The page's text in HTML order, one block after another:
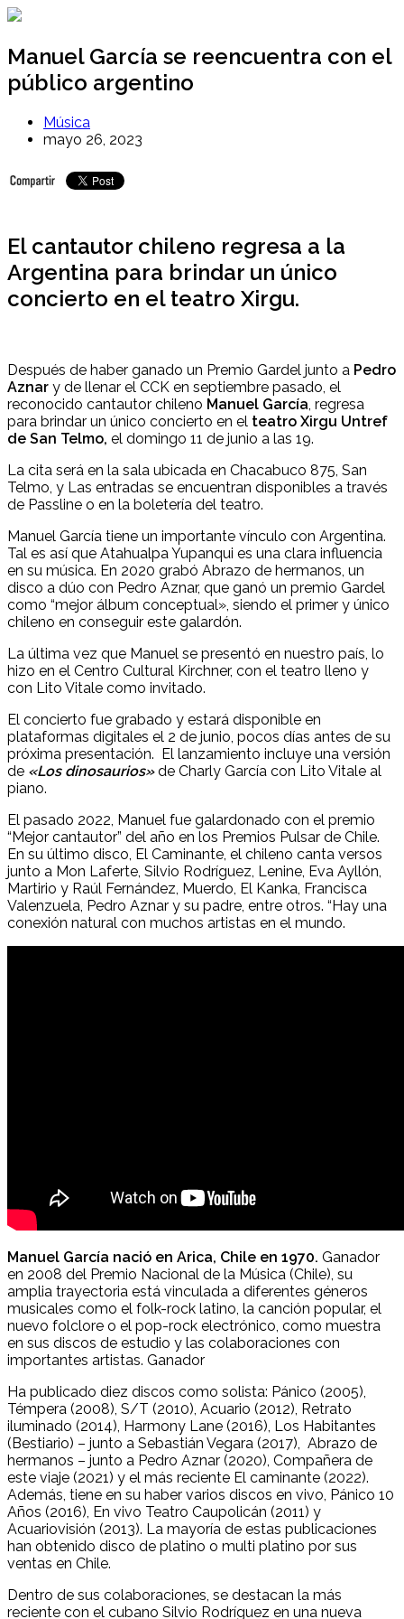
Ir
contenido
Manuel García se reencuentra con el
público argentino
Música
mayo 26, 2023
El cantautor chileno regresa a la
Argentina para brindar un único
concierto en el teatro Xirgu.
Después de haber ganado un Premio Gardel junto a Pedro
Aznar y de llenar el CCK en septiembre pasado, el
reconocido cantautor chileno Manuel García , regresa
para brindar un único concierto en el teatro Xirgu Untref
de San Telmo, el domingo 11 de junio a las 19.
La cita será en la sala ubicada en Chacabuco 875, San
Telmo, y Las entradas se encuentran disponibles a través
de Passline o en la boletería del teatro.
Manuel García tiene un importante vínculo con Argentina.
Tal es así que Atahualpa Yupanqui es una clara influencia
en su música. En 2020 grabó Abrazo de hermanos, un
disco a dúo con Pedro Aznar, que ganó un premio Gardel
como “mejor álbum conceptual», siendo el primer y único
chileno en conseguir este galardón.
La última vez que Manuel se presentó en nuestro país, lo
hizo en el Centro Cultural Kirchner, con el teatro lleno y
con Lito Vitale como invitado.
El concierto fue grabado y estará disponible en
plataformas digitales el 2 de junio, pocos días antes de su
próxima presentación. El lanzamiento incluye una versión
de «Los dinosaurios»de Charly García con Lito Vitale al
piano.
El pasado 2022, Manuel fue galardonado con el premio
“Mejor cantautor” del año en los Premios Pulsar de Chile.
En su último disco, El Caminante, el chileno canta versos
junto a Mon Laferte, Silvio Rodríguez, Lenine, Eva Ayllón,
Martirio y Raúl Fernández, Muerdo, El Kanka, Francisca
Valenzuela, Pedro Aznar y su padre, entre otros. “Hay una
conexión natural con muchos artistas en el mundo.
Manuel García nació en Arica, Chile en 1970. Ganador
en 2008 del Premio Nacional de la Música (Chile), su
amplia trayectoria está vinculada a diferentes géneros
musicales como el folk-rock latino, la canción popular, el
nuevo folclore o el pop-rock electrónico, como muestra
en sus discos de estudio y las colaboraciones con
importantes artistas. Ganador
Ha publicado diez discos como solista: Pánico (2005),
Témpera (2008), S/T (2010), Acuario (2012), Retrato
iluminado (2014), Harmony Lane (2016), Los Habitantes
(Bestiario) – junto a Sebastián Vegara (2017), Abrazo de
hermanos – junto a Pedro Aznar (2020), Compañera de
este viaje (2021) y el más reciente El caminante (2022).
Además, tiene en su haber varios discos en vivo, Pánico 10
Años (2016), En vivo Teatro Caupolicán (2011) y
Acuariovisión (2013). La mayoría de estas publicaciones
han obtenido disco de platino o multi platino por sus
ventas en Chile.
Dentro de sus colaboraciones, se destacan la más
reciente con el cubano Silvio Rodríguez en una nueva